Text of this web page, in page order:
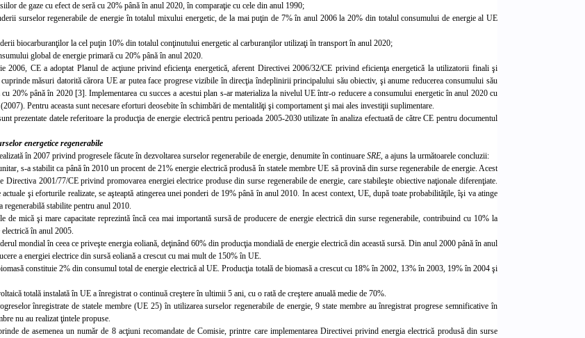
de gaze cu efect de seră cu 20% până în anul 2020, în comparaţie cu cele din anul 1990;
surselor regenerabile de energie în totalul mixului energetic, de la mai puţin de 7% în anul 2006 la 20% din totalul consumului de energie al UE
biocarburanţilor la cel puţin 10% din totalul conţinutului energetic al carburanţilor utilizaţi în transport în anul 2020;
global de energie primară cu 20% până în anul 2020.
2006, CE a adoptat Planul de acţiune privind eficienţa energetică, aferent Directivei 2006/32/CE privind eficienţa energetică la utilizatorii finali şi
măsuri datorită cărora UE ar putea face progrese vizibile în direcţia îndeplinirii principalului său obiectiv, şi anume reducerea consumului său
20% până în 2020 [3]. Implementarea cu succes a acestui plan s-ar materializa la nivelul UE într-o reducere a consumului energetic în anul 2020 cu
Pentru aceasta sunt necesare eforturi deosebite în schimbări de mentalităţi şi comportament şi mai ales investiţii suplimentare.
prezentate datele referitoare la producţia de energie electrică pentru perioada 2005-2030 utilizate în analiza efectuată de către CE pentru documentul
energetice regenerabile
în 2007 privind progresele făcute în dezvoltarea surselor regenerabile de energie, denumite în continuare SRE, a ajuns la următoarele concluzii:
s-a stabilitca până în 2010 un procent de 21% energie electrică produsă în statele membre UE să provină din surse regenerabile de energie. Acest
Directiva 2001/77/CE privind promovarea energiei electrice produse din surse regenerabile de energie, care stabileşte obiective naţionale diferenţiate.
şi eforturile realizate, se aşteaptă atingerea unei ponderi de 19% până în anul 2010. In acest context, UE, după toate probabilităţile, îşi va atinge
regenerabilă stabilite pentru anul 2010.
de mică şi mare capacitate reprezintă încă cea mai importantă sursă de producere de energie electrică din surse regenerabile, contribuind cu 10% la
în anul 2005.
mondial în ceea ce priveşte energia eoliană, deţinând 60% din producţia mondială de energie electrică din această sursă. Din anul 2000 până în anul
a energiei electrice din sursă eoliană a crescut cu mai mult de 150% în UE.
constituie 2% din consumul total de energie electrică al UE. Producţia totală de biomasă a crescut cu 18% în 2002, 13% în 2003, 19% în 2004 şi
totală instalată în UE a înregistrat o continuă creştere în ultimii 5 ani, cu o rată de creştere anuală medie de 70%.
înregistrate de statele membre (UE 25) în utilizarea surselor regenerabile de energie, 9 state membre au înregistrat progrese semnificative în
nu au realizat ţintele propuse.
de asemenea un număr de 8 acţiuni recomandate de Comisie, printre care implementarea Directivei privind energia electrică produsă din surse